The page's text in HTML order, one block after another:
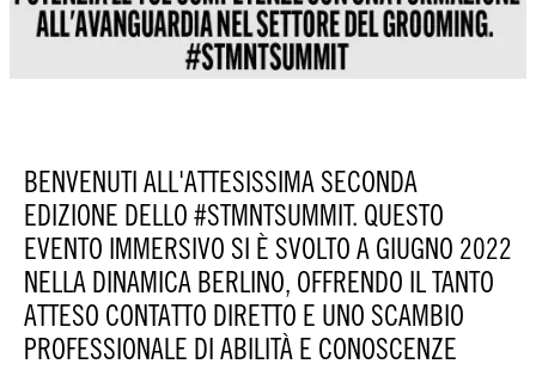
BENVENUTI ALL'ATTESISSIMA SECONDA
EDIZIONE DELLO #STMNTSUMMIT. QUESTO
EVENTO IMMERSIVO SI È SVOLTO A GIUGNO 2022
NELLA DINAMICA BERLINO, OFFRENDO IL TANTO
ATTESO CONTATTO DIRETTO E UNO SCAMBIO
PROFESSIONALE DI ABILITÀ E CONOSCENZE